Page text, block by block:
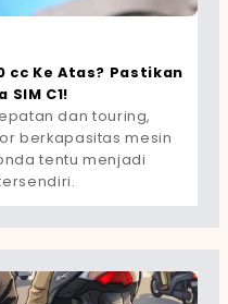
cc Ke Atas? Pastikan
SIM C1!
dan touring,
berkapasitas mesin
tentu menjadi